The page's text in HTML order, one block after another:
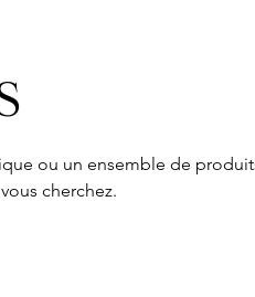
ou un ensemble de
cherchez.